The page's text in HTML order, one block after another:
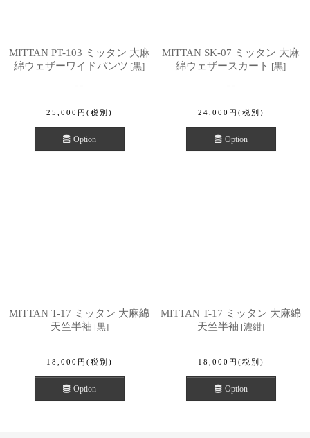
MITTAN PT-103 ミッタン 大麻
綿ウェザーワイドパンツ [黒]
25,000 円 (税別)
Option
MITTAN SK-07 ミッタン 大麻
綿ウェザースカート [黒]
24,000 円 (税別)
Option
MITTAN T-17 ミッタン 大麻綿
天竺半袖 [黒]
18,000 円 (税別)
Option
MITTAN T-17 ミッタン 大麻綿
天竺半袖 [濃紺]
18,000 円 (税別)
Option